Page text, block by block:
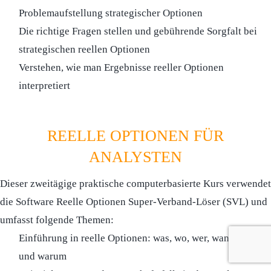
Problemaufstellung strategischer Optionen
Die richtige Fragen stellen und gebührende Sorgfalt bei
strategischen reellen Optionen
Verstehen, wie man Ergebnisse reeller Optionen
interpretiert
REELLE OPTIONEN FÜR
ANALYSTEN
Dieser zweitägige praktische computerbasierte Kurs verwendet
die Software Reelle Optionen Super-Verband-Löser (SVL) und
umfasst folgende Themen:
Einführung in reelle Optionen: was, wo, wer, wann, wie
und warum